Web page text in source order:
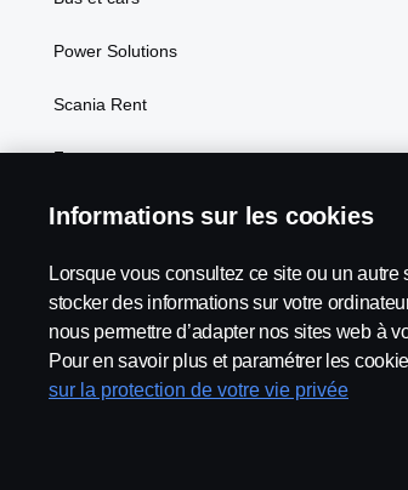
Power Solutions
Scania Rent
Focus
Scania in Your Region: France
Informations sur les cookies
Lorsque vous consultez ce site ou un
stocker des informations sur votre
nous permettre d’adapter nos sites web à
Pour en savoir plus et paramétrer les
sur la protection de votre vie privée